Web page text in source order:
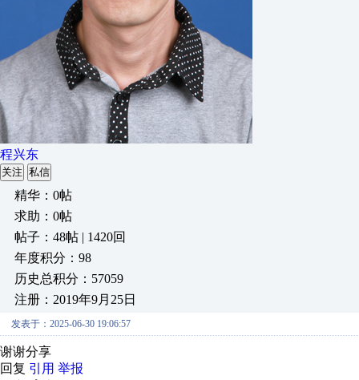
程兴东
关注 私信
精华：0帖
求助：0帖
帖子：48帖 | 1420回
年度积分：98
历史总积分：57059
注册：2019年9月25日
发表于：2025-06-30 19:06:57
谢谢分享
回复 引用 举报